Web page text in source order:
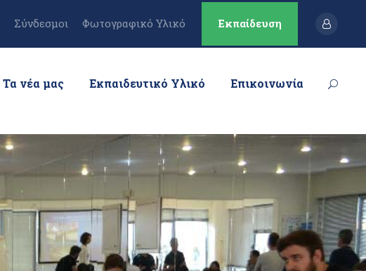
Σύνδεσμοι Φωτογραφικό Υλικό Εκπαίδευση
Τα νέα μας Εκπαιδευτικό Υλικό Επικοινωνία